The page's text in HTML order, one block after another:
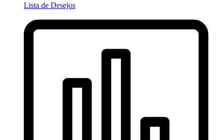
Lista de Desejos